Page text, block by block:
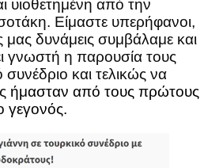
υιοθετημένη από την
Είμαστε υπερήφανοι,
μας δυνάμεις συμβάλαμε και
γνωστή η παρουσία τους
και τελικώς να
ήμασταν από τους πρώτους
γεγονός.